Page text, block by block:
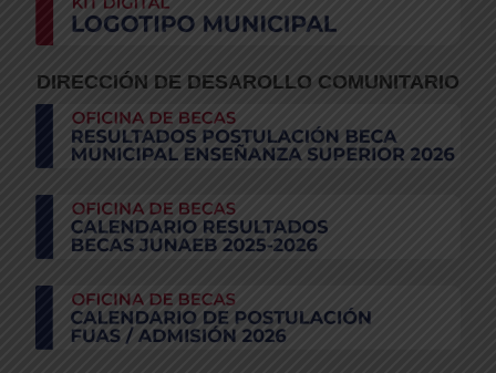
DIRECCIÓN DE DESAROLLO COMUNITARIO